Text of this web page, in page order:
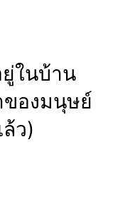
ในบ้าน
ของมนุษย์
ว)